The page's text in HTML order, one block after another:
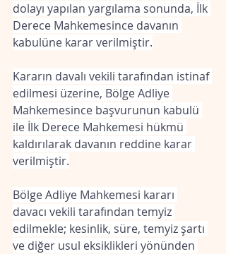
dolayı yapılan yargılama sonunda, İlk
Derece Mahkemesince davanın
kabulüne karar verilmiştir.
Kararın davalı vekili tarafından istinaf
edilmesi üzerine, Bölge Adliye
Mahkemesince başvurunun kabulü
ile İlk Derece Mahkemesi hükmü
kaldırılarak davanın reddine karar
verilmiştir.
Bölge Adliye Mahkemesi kararı
davacı vekili tarafından temyiz
edilmekle; kesinlik, süre, temyiz şartı
ve diğer usul eksiklikleri yönünden